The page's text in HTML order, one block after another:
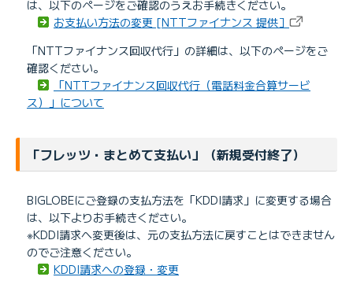
は、以下のページをご確認のうえお手続きください。
お支払い方法の変更 [NTTファイナンス 提供］
「NTTファイナンス回収代行」の詳細は、以下のページをご
確認ください。
「NTTファイナンス回収代行（電話料金合算サービ
ス）」について
「フレッツ・まとめて支払い」（新規受付終了）
BIGLOBEにご登録の支払方法を「KDDI請求」に変更する場合
は、以下よりお手続きください。
※KDDI請求へ変更後は、元の支払方法に戻すことはできません
のでご注意ください。
KDDI請求への登録・変更